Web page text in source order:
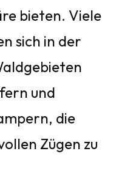
bieten. Viele
sich in der
und
die
Zügen zu